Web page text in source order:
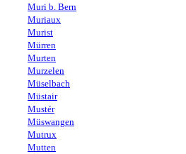
Muri b. Bern
Muriaux
Murist
Mürren
Murten
Murzelen
Müselbach
Müstair
Mustér
Müswangen
Mutrux
Mutten